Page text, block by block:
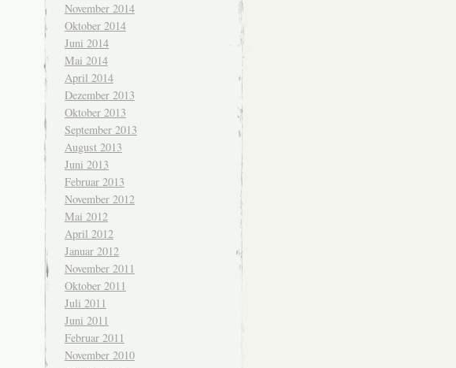
November 2014
Oktober 2014
Juni 2014
Mai 2014
April 2014
Dezember 2013
Oktober 2013
September 2013
August 2013
Juni 2013
Februar 2013
November 2012
Mai 2012
April 2012
Januar 2012
November 2011
Oktober 2011
Juli 2011
Juni 2011
Februar 2011
November 2010